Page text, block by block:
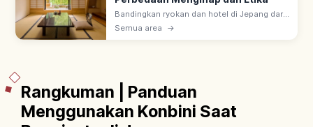
Bandingkan ryokan dan hotel di Jepang dari
sisi kamar, makanan, onsen, serta aturan
Semua area →
Rangkuman | Panduan
Menggunakan Konbini Saat